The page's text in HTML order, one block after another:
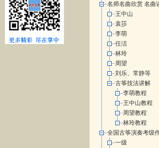
名师名曲欣赏 名曲
王中山
袁莎
李萌
任洁
林玲
周望
刘乐、常静等
古筝技法讲解
李萌教程
王中山教程
周望教程
林玲教程
全国古筝演奏考级
一级